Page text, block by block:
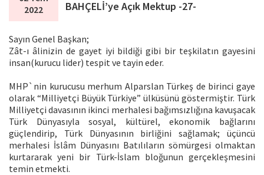
2022
BAHÇELİ’ye Açık Mektup -27-
Sayın Genel Başkan;
Zât-ı âlinizin de gayet iyi bildiği gibi bir teşkilatın gayesini
insan(kurucu lider) tespit ve tayin eder.
MHP`nin kurucusu merhum Alparslan Türkeş de birinci gaye
olarak “Milliyetçi Büyük Türkiye” ülküsünü göstermiştir. Türk
Milliyetçi davasının ikinci merhalesi bağımsızlığına kavuşacak
Türk Dünyasıyla sosyal, kültürel, ekonomik bağlarını
güçlendirip, Türk Dünyasının birliğini sağlamak; üçüncü
merhalesi İslâm Dünyasını Batılıların sömürgesi olmaktan
kurtararak yeni bir Türk-İslam bloğunun gerçekleşmesini
temin etmekti.